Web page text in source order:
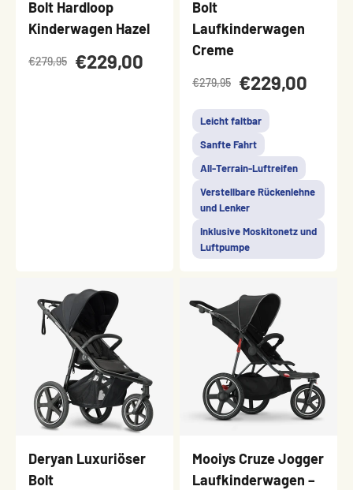
Bolt Hardloop
Kinderwagen Hazel
€279,95 €229,00
Bolt
Laufkinderwagen
Creme
€279,95 €229,00
Leicht faltbar
Sanfte Fahrt
All-Terrain-Luftreifen
Verstellbare Rückenlehne
und Lenker
Inklusive Moskitonetz und
Luftpumpe
Deryan Luxuriöser
Bolt
Mooiys Cruze Jogger
Laufkinderwagen –